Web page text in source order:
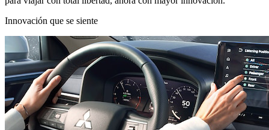
Innovación que se siente